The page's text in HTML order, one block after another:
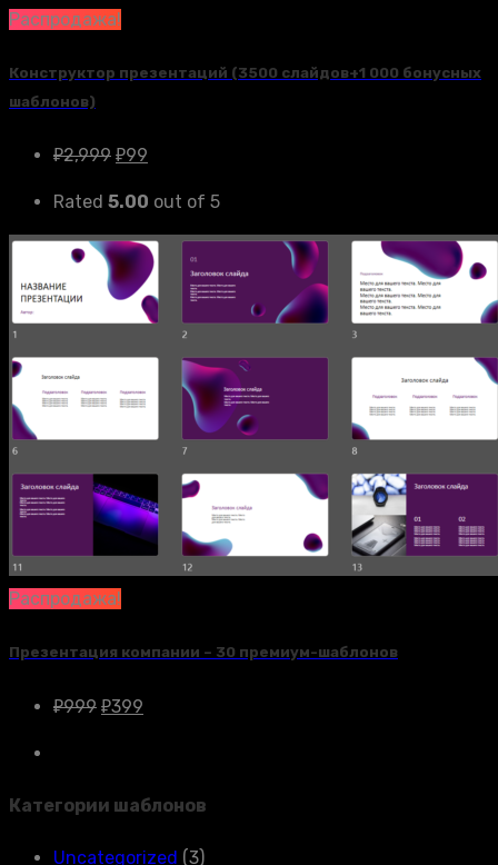
Распродажа!
Конструктор презентаций (3500 слайдов+1 000 бонусных
шаблонов)
₽2,999 ₽99
Rated 5.00 out of 5
Распродажа!
Презентация компании – 30 премиум-шаблонов
₽999 ₽399
Категории шаблонов
Uncategorized (3)